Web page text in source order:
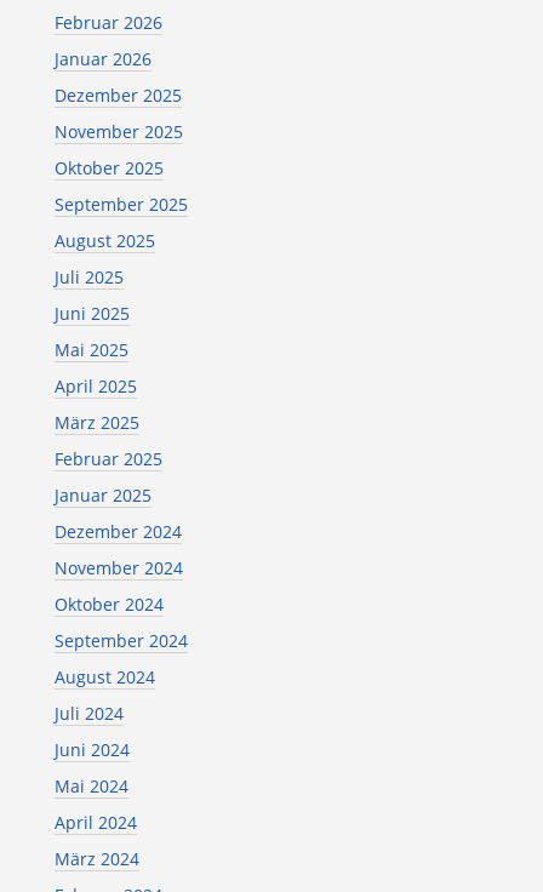
Februar 2026
Januar 2026
Dezember 2025
November 2025
Oktober 2025
September 2025
August 2025
Juli 2025
Juni 2025
Mai 2025
April 2025
März 2025
Februar 2025
Januar 2025
Dezember 2024
November 2024
Oktober 2024
September 2024
August 2024
Juli 2024
Juni 2024
Mai 2024
April 2024
März 2024